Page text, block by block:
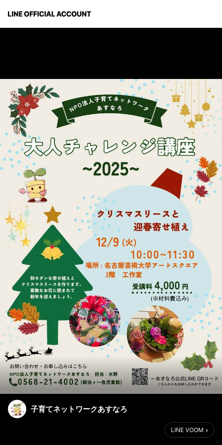
子育てネットワークあすなろ
LINE VOOM